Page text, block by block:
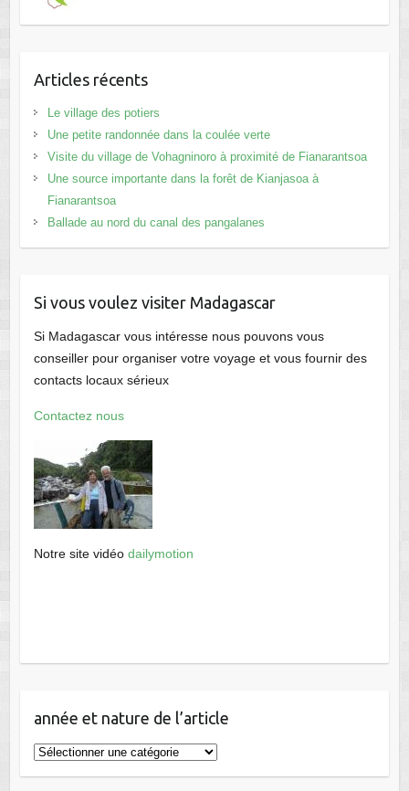
Articles récents
Le village des potiers
Une petite randonnée dans la coulée verte
Visite du village de Vohagninoro à proximité de Fianarantsoa
Une source importante dans la forêt de Kianjasoa à
Fianarantsoa
Ballade au nord du canal des pangalanes
Si vous voulez visiter Madagascar
Si Madagascar vous intéresse nous pouvons vous
conseiller pour organiser votre voyage et vous fournir des
contacts locaux sérieux
Contactez nous
Notre site vidéo dailymotion
année et nature de l’article
année
et